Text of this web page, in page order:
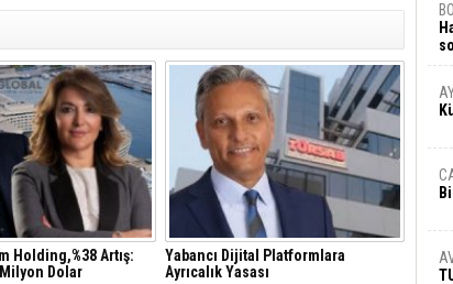
Holding,%38 Artış:
Dolar
Yabancı Dijital Platformlara
Ayrıcalık Yasası